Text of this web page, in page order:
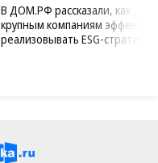
В ДОМ.РФ рассказали, как
крупным компаниям
реализовывать ESG-стратегию